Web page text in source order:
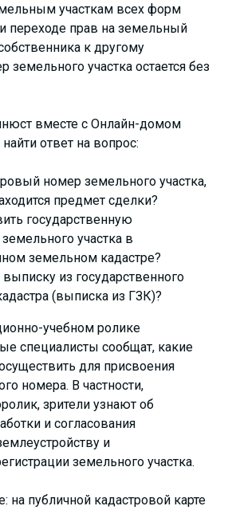
участкам всех форм
переходе прав на земельный
к другому
земельного участка остается без
вместе с Онлайн-домом
ответ на вопрос:
номер земельного участка,
предмет сделки?
государственную
участка в
земельном кадастре?
из государственного
(выписка из ГЗК)?
учебном ролике
специалисты сообщат, какие
для присвоения
номера. В частности,
зрители узнают об
и согласования
и
земельного участка.
на публичной кадастровой карте